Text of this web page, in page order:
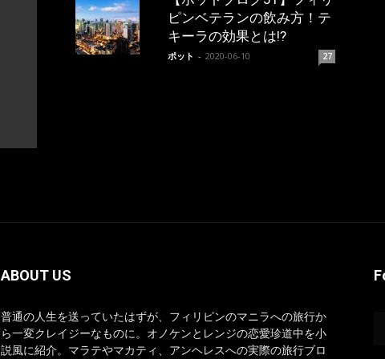
ピンベテランの飲み方！テ
キーラの効果とは!?
ポット - 2020-06-10 27
ABOUT US
普通の人生を送っていたはずが、フィリピンのマニラへの旅行か
ら一変クレイジーなものに。オノケンとレンジの恋愛珍道中を小
説風に紹介。マラテやマカティ、アンヘレスへの実際の旅行ブロ